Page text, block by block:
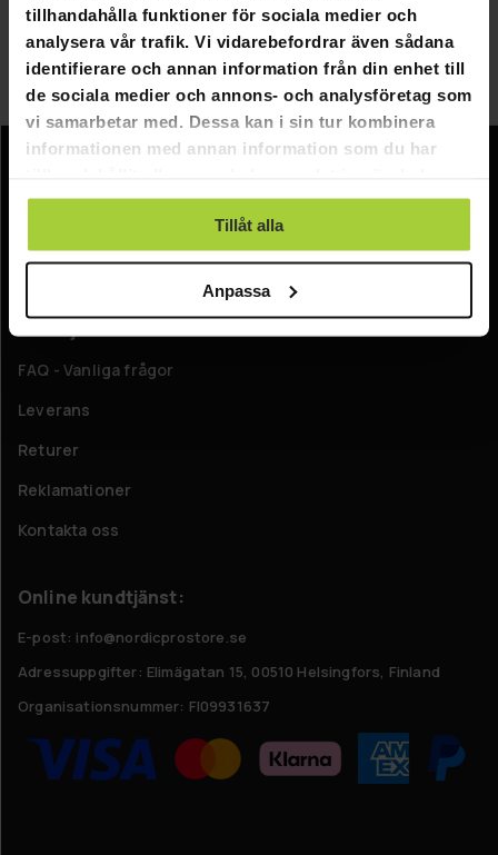
tillhandahålla funktioner för sociala medier och
analysera vår trafik. Vi vidarebefordrar även sådana
identifierare och annan information från din enhet till
de sociala medier och annons- och analysföretag som
vi samarbetar med. Dessa kan i sin tur kombinera
informationen med annan information som du har
använt deras tjänster.
Tillåt alla
Anpassa
I vårt urval hittar du utrustning av hög kvalitet för att
starta en hobby eller för en mer erfaren spelare. Vi
erbjuder gratis leverans för alla beställningar över
500kr!
Om oss
FAQ - Vanliga frågor
Leverans
Returer
Reklamationer
Kontakta oss
Online kundtjänst:
E-post: info@nordicprostore.se
Adressuppgifter: Elimägatan 15, 00510 Helsingfors, Finland
Organisationsnummer: FI09931637